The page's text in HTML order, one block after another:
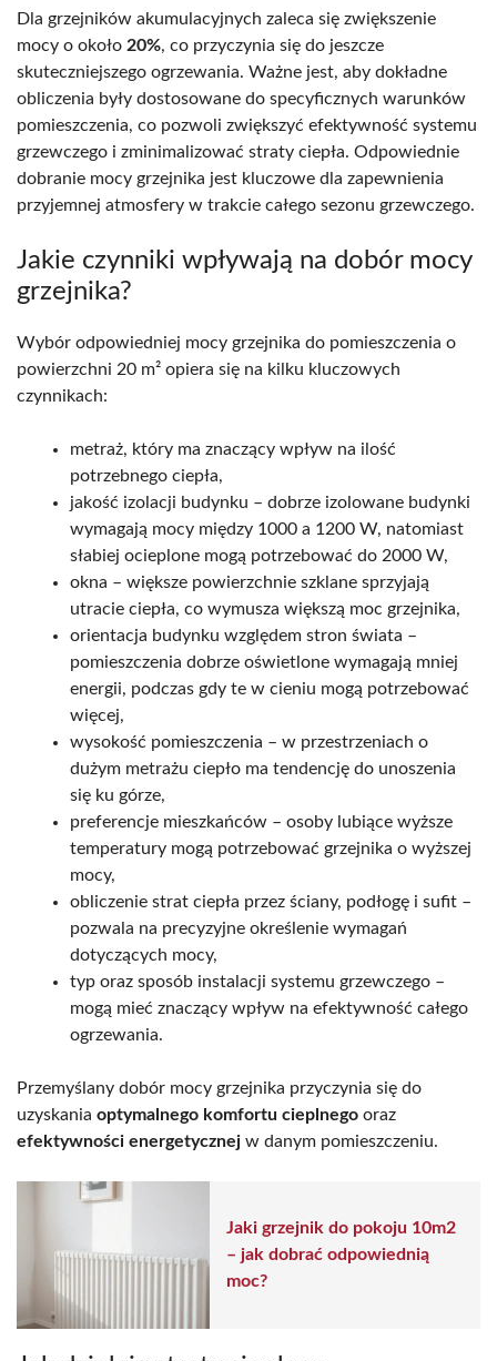
Dla grzejników akumulacyjnych zaleca się zwiększenie
mocy o około 20%, co przyczynia się do jeszcze
skuteczniejszego ogrzewania. Ważne jest, aby dokładne
obliczenia były dostosowane do specyficznych warunków
pomieszczenia, co pozwoli zwiększyć efektywność systemu
grzewczego i zminimalizować straty ciepła. Odpowiednie
dobranie mocy grzejnika jest kluczowe dla zapewnienia
przyjemnej atmosfery w trakcie całego sezonu grzewczego.
Jakie czynniki wpływają na dobór mocy
grzejnika?
Wybór odpowiedniej mocy grzejnika do pomieszczenia o
powierzchni 20 m² opiera się na kilku kluczowych
czynnikach:
metraż, który ma znaczący wpływ na ilość
potrzebnego ciepła,
jakość izolacji budynku – dobrze izolowane budynki
wymagają mocy między 1000 a 1200 W, natomiast
słabiej ocieplone mogą potrzebować do 2000 W,
okna – większe powierzchnie szklane sprzyjają
utracie ciepła, co wymusza większą moc grzejnika,
orientacja budynku względem stron świata –
pomieszczenia dobrze oświetlone wymagają mniej
energii, podczas gdy te w cieniu mogą potrzebować
więcej,
wysokość pomieszczenia – w przestrzeniach o
dużym metrażu ciepło ma tendencję do unoszenia
się ku górze,
preferencje mieszkańców – osoby lubiące wyższe
temperatury mogą potrzebować grzejnika o wyższej
mocy,
obliczenie strat ciepła przez ściany, podłogę i sufit –
pozwala na precyzyjne określenie wymagań
dotyczących mocy,
typ oraz sposób instalacji systemu grzewczego –
mogą mieć znaczący wpływ na efektywność całego
ogrzewania.
Przemyślany dobór mocy grzejnika przyczynia się do
uzyskania optymalnego komfortu cieplnego oraz
efektywności energetycznej w danym pomieszczeniu.
Jaki grzejnik do pokoju 10m2
– jak dobrać odpowiednią
moc?